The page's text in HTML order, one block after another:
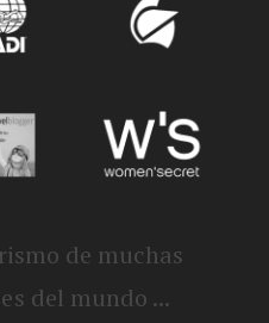
de muchas
del mundo ...